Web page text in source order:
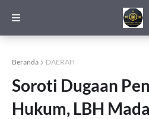
Beranda DAERAH
Soroti Dugaan
Hukum, LBH